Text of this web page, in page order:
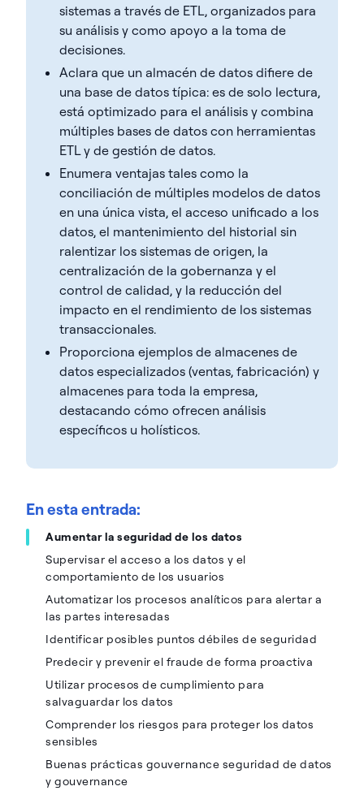
sistemas a través de ETL, organizados para
su análisis y como apoyo a la toma de
decisiones.
Aclara que un almacén de datos difiere de
una base de datos típica: es de solo lectura,
está optimizado para el análisis y combina
múltiples bases de datos con herramientas
ETL y de gestión de datos.
Enumera ventajas tales como la
conciliación de múltiples modelos de datos
en una única vista, el acceso unificado a los
datos, el mantenimiento del historial sin
ralentizar los sistemas de origen, la
centralización de la gobernanza y el
control de calidad, y la reducción del
impacto en el rendimiento de los sistemas
transaccionales.
Proporciona ejemplos de almacenes de
datos especializados (ventas, fabricación) y
almacenes para toda la empresa,
destacando cómo ofrecen análisis
específicos u holísticos.
En esta entrada:
Aumentar la seguridad de los datos
Supervisar el acceso a los datos y el
comportamiento de los usuarios
Automatizar los procesos analíticos para alertar a
las partes interesadas
Identificar posibles puntos débiles de seguridad
Predecir y prevenir el fraude de forma proactiva
Utilizar procesos de cumplimiento para
salvaguardar los datos
Comprender los riesgos para proteger los datos
sensibles
Buenas prácticas gouvernance seguridad de datos
y gouvernance